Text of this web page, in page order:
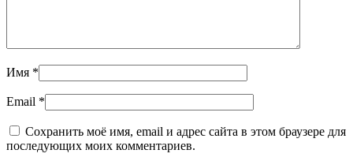
Имя *
Email *
Сохранить моё имя, email и адрес сайта в этом браузере для
последующих моих комментариев.